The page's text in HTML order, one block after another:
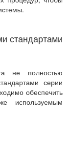
стандартами
не полностью
серии
обеспечить
используемым